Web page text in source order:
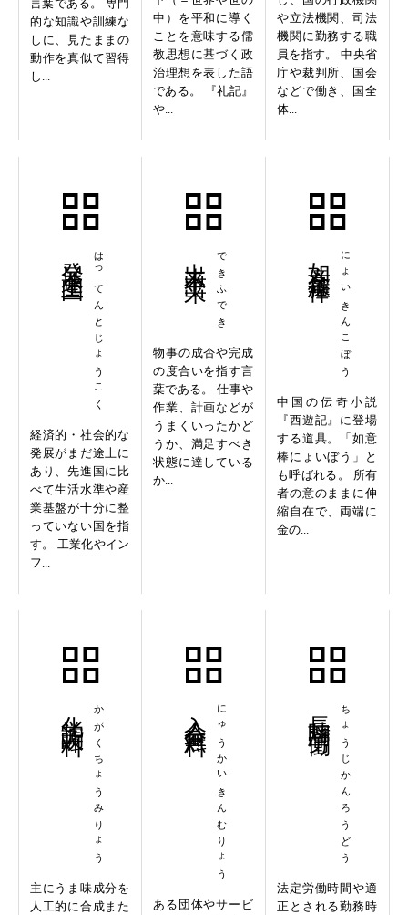
言葉である。 専門
的な知識や訓練な
しに、見たままの
動作を真似て習得
し...
中）を平和に導く
ことを意味する儒
教思想に基づく政
治理想を表した語
である。 『礼記』
や...
や立法機関、司法
機関に勤務する職
員を指す。 中央省
庁や裁判所、国会
などで働き、国全
体...
はってんとじょうこく
経済的・社会的な
発展がまだ途上に
あり、先進国に比
べて生活水準や産
業基盤が十分に整
っていない国を指
す。 工業化やイン
フ...
できふでき
物事の成否や完成
の度合いを指す言
葉である。 仕事や
作業、計画などが
うまくいったかど
うか、満足すべき
状態に達している
か...
にょいきんこぼう
中国の伝奇小説
『西遊記』に登場
する道具。「如意
棒にょいぼう」と
も呼ばれる。 所有
者の意のままに伸
縮自在で、両端に
金の...
かがくちょうみりょう
主にうま味成分を
人工的に合成また
にゅうかいきんむりょう
ある団体やサービ
ちょうじかんろうどう
法定労働時間や適
正とされる勤務時